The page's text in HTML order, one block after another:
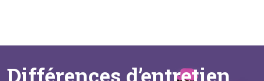
Différences d’entretien